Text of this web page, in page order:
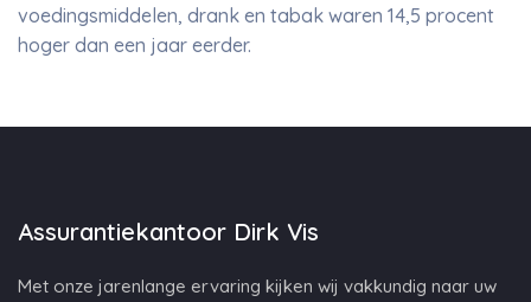
voedingsmiddelen, drank en tabak waren 14,5 procent
hoger dan een jaar eerder.
Assurantiekantoor Dirk Vis
Met onze jarenlange ervaring kijken wij vakkundig naar uw